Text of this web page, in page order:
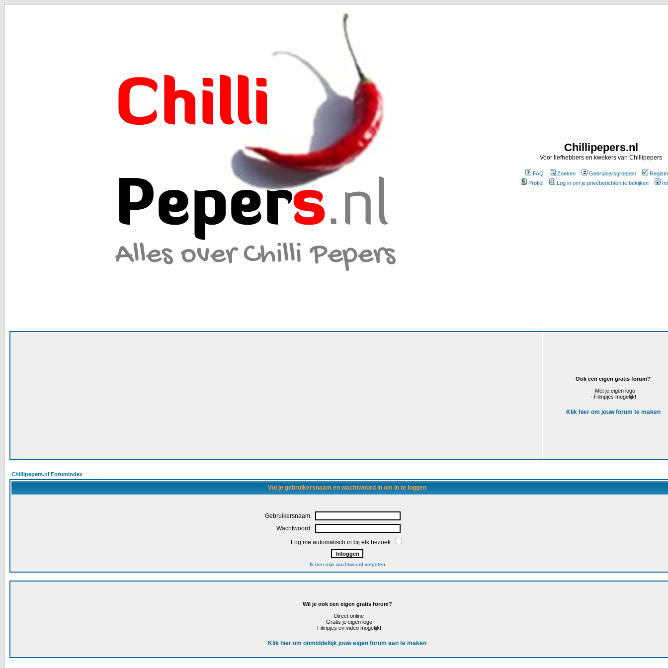
Chillipepers.nl
Voor liefhebbers en kwekers van Chillipepers
FAQ Zoeken Gebruikersgroepen
Profiel
Log in om je privéberichten te bekijken
Ook een eigen gratis forum?
- Met je eigen logo
- Filmpjes mogelijk!
Klik hier om jouw forum te maken
Chillipepers.nl Forumindex
Vul je gebruikersnaam en wachtwoord in om in te loggen
Gebruikersnaam:
Wachtwoord:
Log me automatisch in bij elk bezoek:
Ik ben mijn wachtwoord vergeten
Wil je ook een eigen gratis forum?
- Direct online
- Gratis je eigen logo
- Filmpjes en video mogelijk!
Klik hier om onmiddellijk jouw eigen forum aan te maken